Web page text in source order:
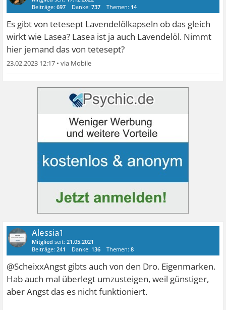
Beiträge:697 Danke:737 Themen: 14
Es gibt von tetesept Lavendelölkapseln ob das gleich
wirkt wie Lasea? Lasea ist ja auch Lavendelöl. Nimmt
hier jemand das von tetesept?
23.02.2023 12:17 •
Alessia1
Mitglied seit:21.05.2021
Beiträge:241 Danke: 136 Themen:8
@ScheixxAngst gibts auch von den Dro. Eigenmarken.
Hab auch mal überlegt umzusteigen, weil günstiger,
aber Angst das es nicht funktioniert.